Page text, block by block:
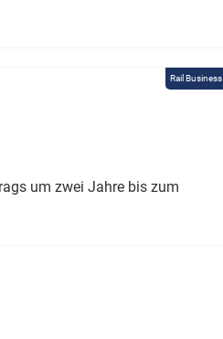
Rail Business
um zwei Jahre bis zum